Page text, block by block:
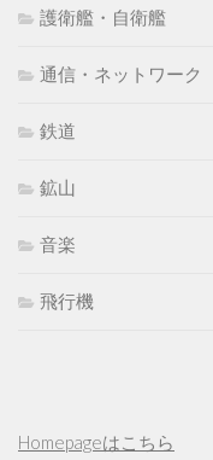
護衛艦・自衛艦
通信・ネットワーク
鉄道
鉱山
音楽
飛行機
Homepageはこちら